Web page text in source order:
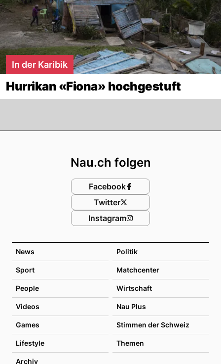
In der Karibik
Hurrikan «Fiona» hochgestuft
News Politik
Sport Matchcenter
People Wirtschaft
Videos Nau Plus
Games Stimmen der Schweiz
Lifestyle Themen
Archiv
Nau.ch folgen
Facebook
Twitter
Instagram